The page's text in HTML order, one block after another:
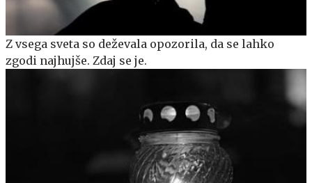
Z vsega sveta so deževala opozorila, da se lahko
zgodi najhujše. Zdaj se je.